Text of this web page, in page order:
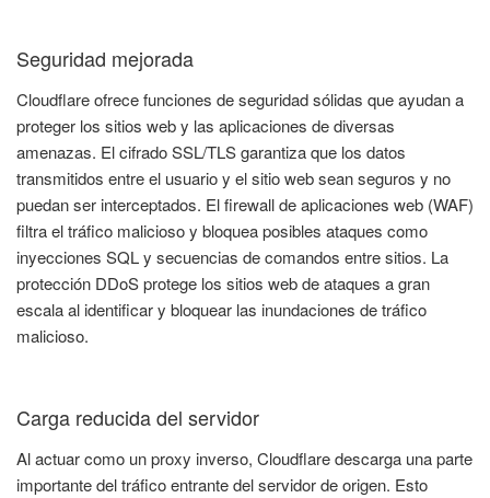
Seguridad mejorada
Cloudflare ofrece funciones de seguridad sólidas que ayudan a
proteger los sitios web y las aplicaciones de diversas
amenazas. El cifrado SSL/TLS garantiza que los datos
transmitidos entre el usuario y el sitio web sean seguros y no
puedan ser interceptados. El firewall de aplicaciones web (WAF)
filtra el tráfico malicioso y bloquea posibles ataques como
inyecciones SQL y secuencias de comandos entre sitios. La
protección DDoS protege los sitios web de ataques a gran
escala al identificar y bloquear las inundaciones de tráfico
malicioso.
Carga reducida del servidor
Al actuar como un proxy inverso, Cloudflare descarga una parte
importante del tráfico entrante del servidor de origen. Esto